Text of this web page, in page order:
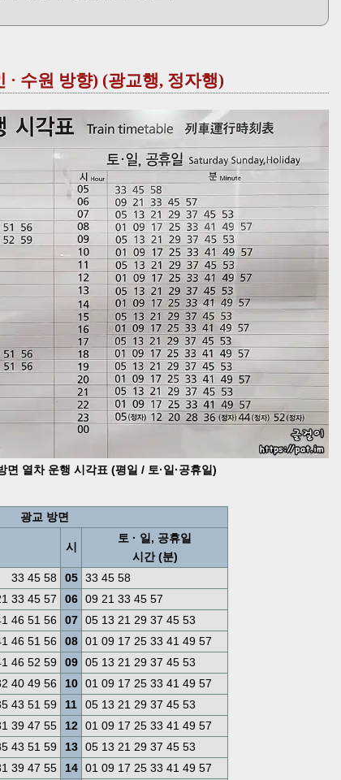
· 수원 방향) (광교행, 정자행)
면 열차 운행 시각표 (평일 / 토·일·공휴일)
광교 방면
시
토 · 일, 공휴일
시간 (분)
33 45 58
05
33 45 58
33 45 57
06
09 21 33 45 57
46 51 56
07
05 13 21 29 37 45 53
46 51 56
08
01 09 17 25 33 41 49 57
46 52 59
09
05 13 21 29 37 45 53
40 49 56 10
01 09 17 25 33 41 49 57
43 51 59
11
05 13 21 29 37 45 53
39 47 55
12
01 09 17 25 33 41 49 57
43 51 59
13
05 13 21 29 37 45 53
39 47 55
14
01 09 17 25 33 41 49 57